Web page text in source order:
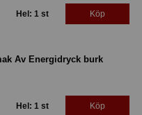
Hel: 1 st Köp
Av Energidryck burk
Hel: 1 st Köp